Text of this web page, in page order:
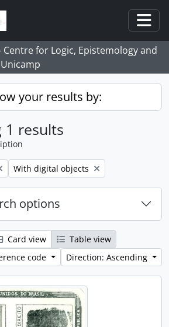
for Logic, Epistemology and
your results by:
1 results
Remove filter:
With digital objects
options
Card view
Table view
code
Direction: Ascending